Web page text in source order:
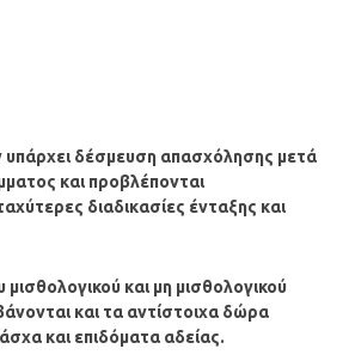
υπάρχει δέσμευση απασχόλησης μετά
και προβλέπονται
διαδικασίες ένταξης και
και μη μισθολογικού
και τα αντίστοιχα δώρα
και επιδόματα αδείας.